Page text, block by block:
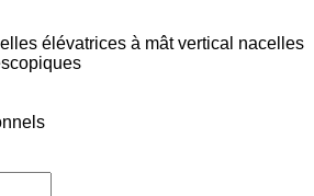
élévatrices à mât vertical nacelles